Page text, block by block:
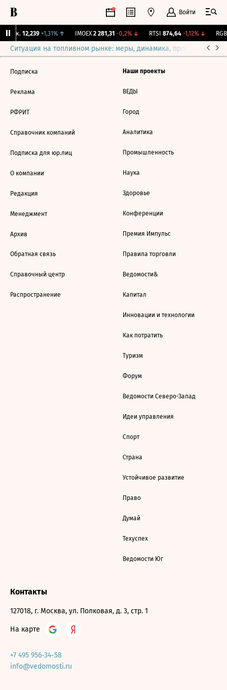
Войти
Бирж. 12,239 +1,31%↑ IMOEX 2 281,31 -0,2%↓ RTSI 874,64 -1,12%↓ RGBI
Ситуация на топливном рынке: меры, динамика, прогнозы
Подписка
Реклама
РФРИТ
Справочник компаний
Подписка для юр.лиц
О компании
Редакция
Менеджмент
Архив
Обратная связь
Справочный центр
Распространение
Наши проекты
ВЕДЫ
Город
Аналитика
Промышленность
Наука
Здоровье
Конференции
Премия Импульс
Правила торговли
Ведомости&
Капитал
Инновации и технологии
Как потратить
Туризм
Форум
Ведомости Северо-Запад
Идеи управления
Спорт
Страна
Устойчивое развитие
Право
Думай
Техуспех
Ведомости Юг
Контакты
127018, г. Москва, ул. Полковая, д. 3, стр. 1
На карте
+7 495 956-34-58
info@vedomosti.ru